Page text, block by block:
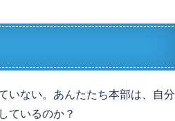
いない。あんたたち本部は、自分
ているのか？